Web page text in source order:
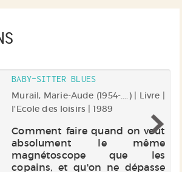
BABY-SITTER BLUES
Murail, Marie-Aude (1954-....) | Livre |
l'Ecole des loisirs | 1989
Comment faire quand on veut
absolument le même
magnétoscope que les
copains, et qu'on ne dépasse